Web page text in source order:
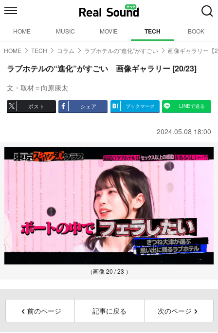
HOME MUSIC MOVIE TECH BOOK
HOME TECH コラム ラブホテルの“進化”がすごい 画像ギャラリー【
ラブホテルの“進化”がすごい 画像ギャラリー [20/23]
文・取材＝向原康太
ポスト シェア ブックマーク LINEで送る
2024.05.08 18:00
（画像 20 / 23 ）
前のページ 記事に戻る 次のページ